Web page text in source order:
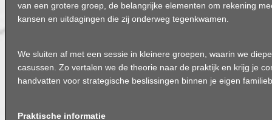
van een grotere groep, de belangrijke elementen om rekening
kansen en uitdagingen die zij onderweg tegenkwamen.
We sluiten af met een sessie in kleinere groepen, waarin we
casussen. Zo vertalen we de theorie naar de praktijk en krijg je
handvatten voor strategische beslissingen binnen je eigen
Praktische informatie